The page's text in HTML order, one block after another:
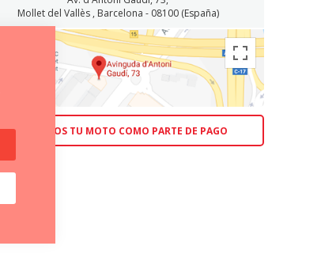
Mollet del Vallès , Barcelona - 08100 (España)
ACEPTAMOS TU MOTO COMO PARTE DE PAGO